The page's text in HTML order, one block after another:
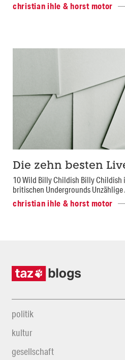
christian ihle & horst motor
Die zehn besten
10 Wild Billy Childish Billy Childish
britischen Undergrounds Unzählige
christian ihle & horst motor
politik
kultur
gesellschaft